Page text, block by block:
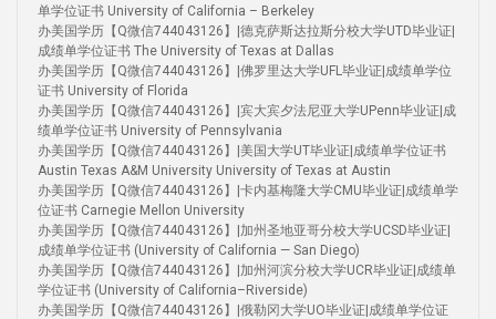
单学位证书 University of California – Berkeley
办美国学历【Q微信744043126】|德克萨斯达拉斯分校大学UTD毕业证|
成绩单学位证书 The University of Texas at Dallas
办美国学历【Q微信744043126】|佛罗里达大学UFL毕业证|成绩单学位
证书 University of Florida
办美国学历【Q微信744043126】|宾大宾夕法尼亚大学UPenn毕业证|成
绩单学位证书 University of Pennsylvania
办美国学历【Q微信744043126】|美国大学UT毕业证|成绩单学位证书
Austin Texas A&M University University of Texas at Austin
办美国学历【Q微信744043126】|卡内基梅隆大学CMU毕业证|成绩单学
位证书 Carnegie Mellon University
办美国学历【Q微信744043126】|加州圣地亚哥分校大学UCSD毕业证|
成绩单学位证书 (University of California — San Diego)
办美国学历【Q微信744043126】|加州河滨分校大学UCR毕业证|成绩单
学位证书 (University of California–Riverside)
办美国学历【Q微信744043126】|俄勒冈大学UO毕业证|成绩单学位证